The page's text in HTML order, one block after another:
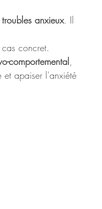
troubles anxieux. Il
concret.
comportemental,
apaiser l'anxiété